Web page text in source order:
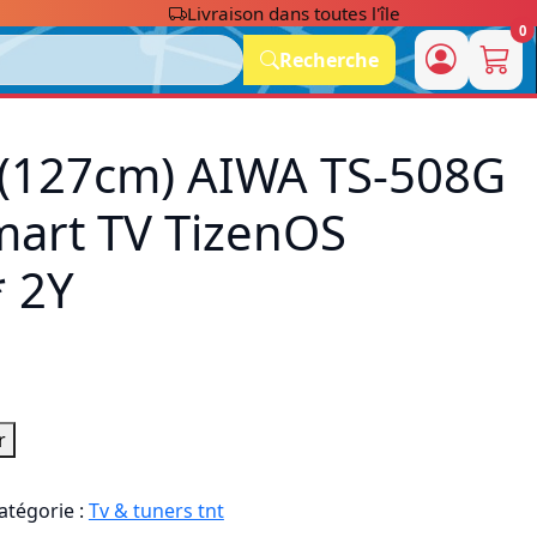
Livraison dans toutes l'île
Recherche
0
AIWA TS-508G
TV TizenOS
2Y
: Tv & tuners tnt